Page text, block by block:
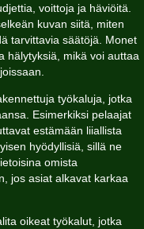
voittoja ja häviöitä.
kuvan siitä, miten
tarvittavia säätöjä. Monet
hälytyksiä, mikä voi auttaa
työkaluja, jotka
Esimerkiksi pelaajat
estämään liiallista
hyödyllisiä, sillä ne
omista
jos asiat alkavat karkaa
oikeat työkalut, jotka